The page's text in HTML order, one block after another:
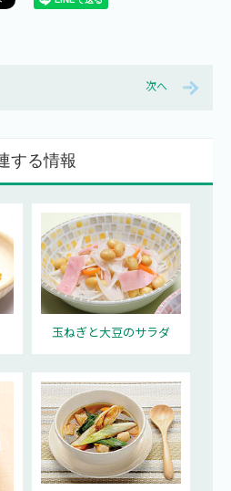
次へ
する情報
玉ねぎと大豆のサラダ